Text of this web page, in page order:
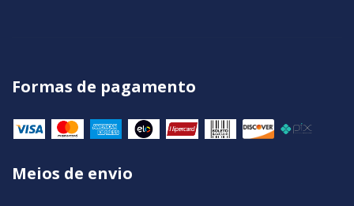
Formas de pagamento
Meios de envio